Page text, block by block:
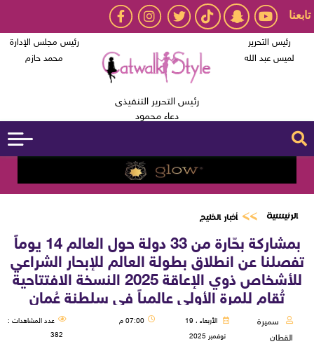
تابعنا
رئيس التحرير
لميس عبد الله
رئيس التحرير التنفيذى
دعاء محمود
رئيس مجلس الإدارة
محمد حازم
الرئيسية أخبار الخليج
بمشاركة بحّارة من 33 دولة حول العالم 14 يوماً
تفصلنا عن انطلاق بطولة العالم للإبحار الشراعي
للأشخاص ذوي الإعاقة 2025 النسخة الافتتاحية
تُقام للمرة الأولى عالمياً في سلطنة عُمان
سميرة
القطان
الأربعاء ، 19
نوفمبر 2025
07:00 م
عدد المشاهدات :
382